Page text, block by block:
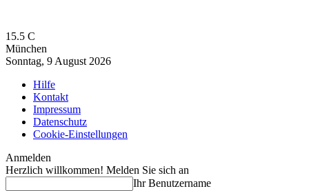
15.5 C
München
Sonntag, 9 August 2026
Hilfe
Kontakt
Impressum
Datenschutz
Cookie-Einstellungen
Anmelden
Herzlich willkommen! Melden Sie sich an
Ihr Benutzername